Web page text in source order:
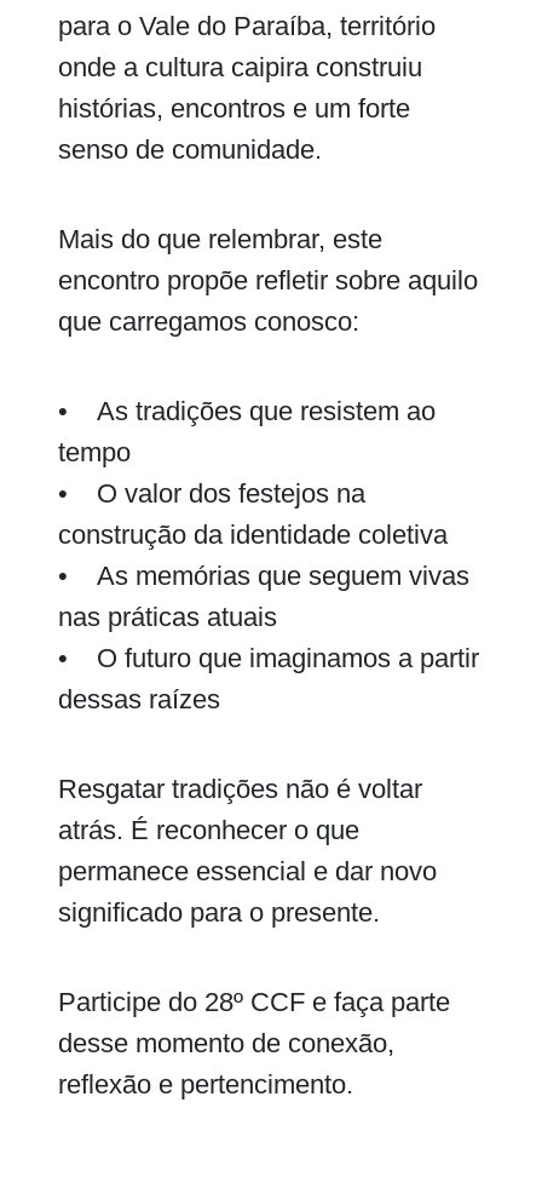
para o Vale do Paraíba, território
onde a cultura caipira construiu
histórias, encontros e um forte
senso de comunidade.
Mais do que relembrar, este
encontro propõe refletir sobre aquilo
que carregamos conosco:
• As tradições que resistem ao
tempo
• O valor dos festejos na
construção da identidade coletiva
• As memórias que seguem vivas
nas práticas atuais
• O futuro que imaginamos a partir
dessas raízes
Resgatar tradições não é voltar
atrás. É reconhecer o que
permanece essencial e dar novo
significado para o presente.
Participe do 28º CCF e faça parte
desse momento de conexão,
reflexão e pertencimento.